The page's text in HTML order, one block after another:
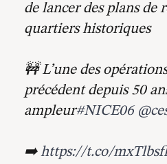
de lancer des plans de
quartiers historiques
🚧 L’une des
précédent depuis 50
ampleur#NICE06
➡️https://t.co/